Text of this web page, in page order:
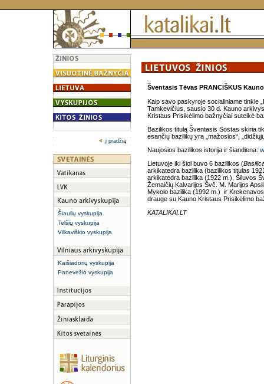
į pradžią
Šiaulių vyskupija
Telšių vyskupija
Vilkaviškio vyskupija
Kaišiadorių vyskupija
Panevėžio vyskupija
Šventasis Tėvas PRANCIŠKUS
Kaip savo paskyroje socialiniame tinkle
Tamkevičius, sausio 30 d. Kauno
Kristaus Prisikėlimo bažnyčiai suteikė
Bazilikos titulą Šventasis Sostas skiria
esančių bazilikų yra „mažosios“,
Naujosios bazilikos istorija ir šiandiena:
Lietuvoje iki šiol buvo 6 bazilikos (
arkikatedra bazilika (bazilikos titulas
arkikatedra bazilika (1922 m.), Šiluvos
Žemaičių Kalvarijos Švč. M. Marijos
Mykolo bazilika (1992 m.) ir
drauge su Kauno Kristaus Prisikėlimo
KATALIKAI.LT